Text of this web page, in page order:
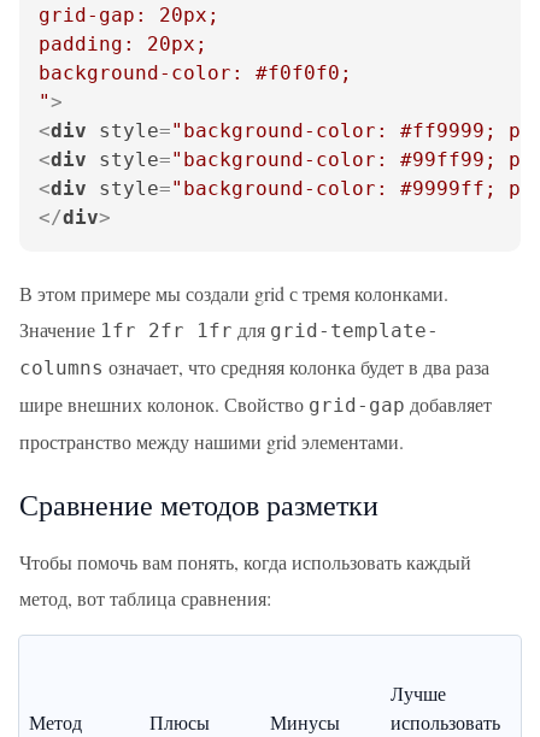
grid-gap: 20px;
padding: 20px;
background-color: #f0f0f0;
">
<div style="background-color: #ff9999;
<div style="background-color: #99ff99;
<div style="background-color: #9999ff;
</div>
В этом примере мы создали grid с тремя колонками.
Значение 1fr 2fr 1fr для grid-template-
columns означает, что средняя колонка будет в два раза
шире внешних колонок. Свойство grid-gap добавляет
пространство между нашими grid элементами.
Сравнение методов разметки
Чтобы помочь вам понять, когда использовать каждый
метод, вот таблица сравнения:
Метод Плюсы Минусы
Лучше
использовать